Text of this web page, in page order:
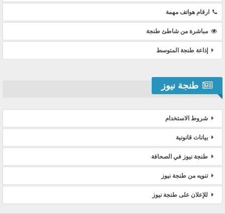
ارقام هواتف مهمة
مباشرة من شاطئ طنجة
إذاعة طنجة المتوسط
طنجة نيوز
شروط الاستخدام
بيانات قانونية
طنجة نيوز في الصحافة
تنويه من طنجة نيوز
للإعلان على طنجة نيوز